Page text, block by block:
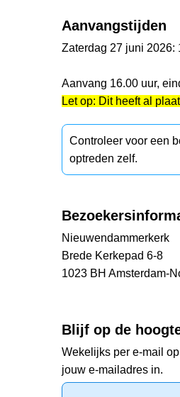
Aanvangstijden
Zaterdag 27 juni 2026:
Aanvang 16.00 uur,
Let op: Dit heeft al
Controleer voor een
optreden zelf.
Nieuwendammerkerk
Brede Kerkepad 6-8
1023 BH Amsterdam-
Blijf op de
Wekelijks per e-mail
jouw e-mailadres in.